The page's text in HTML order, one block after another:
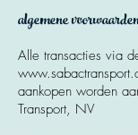
algemene
Alle transacties via
aankopen worden
Transport, NV